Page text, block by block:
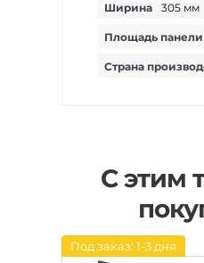
Ширина 305 мм
Площадь панели
Страна
С этим
Под заказ: 1-3 дня